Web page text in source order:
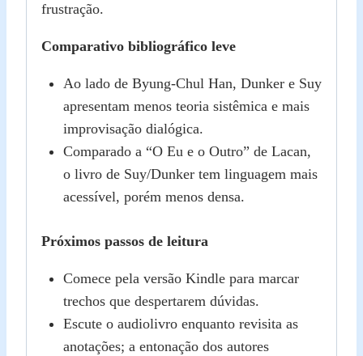
frustração.
Comparativo bibliográfico leve
Ao lado de Byung‑Chul Han, Dunker e Suy
apresentam menos teoria sistêmica e mais
improvisação dialógica.
Comparado a “O Eu e o Outro” de Lacan,
o livro de Suy/Dunker tem linguagem mais
acessível, porém menos densa.
Próximos passos de leitura
Comece pela versão Kindle para marcar
trechos que despertarem dúvidas.
Escute o audiolivro enquanto revisita as
anotações; a entonação dos autores